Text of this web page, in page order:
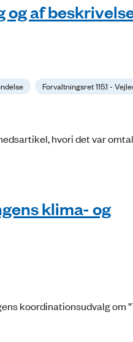
af
Forvaltningsret 115.1 -
hvori det var
klima- og
koordinationsudvalg om